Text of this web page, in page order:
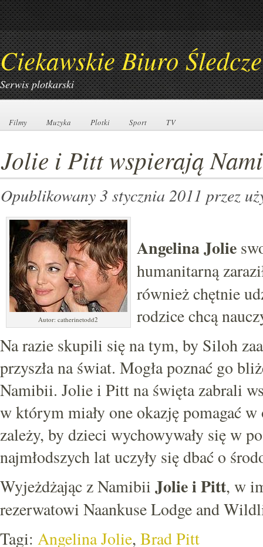
Ciekawskie Biuro Śledcze
Serwis plotkarski
Filmy
Filmy Muzyka
Muzyka Plotki
Plotki Sport
Sport TV
TV
Jolie i Pitt wspierają
Opublikowany 3 stycznia 2011 przez
Autor: catherinetodd2
Angelina Jolie
humanitarną
również chętnie
rodzice chcą
Na razie skupili się na tym, by Siloh
przyszła na świat. Mogła poznać go
Namibii. Jolie i Pitt na święta zabrali
w którym miały one okazję pomagać
zależy, by dzieci wychowywały się w
najmłodszych lat uczyły się dbać o
Wyjeżdżając z Namibii Jolie i Pitt, w
rezerwatowi Naankuse Lodge and
Tagi: Angelina Jolie, Brad Pitt